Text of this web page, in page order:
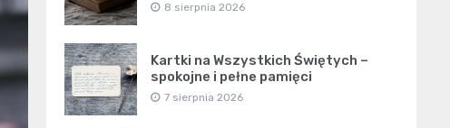
8 sierpnia 2026
Kartki na Wszystkich Świętych –
spokojne i pełne pamięci
7 sierpnia 2026